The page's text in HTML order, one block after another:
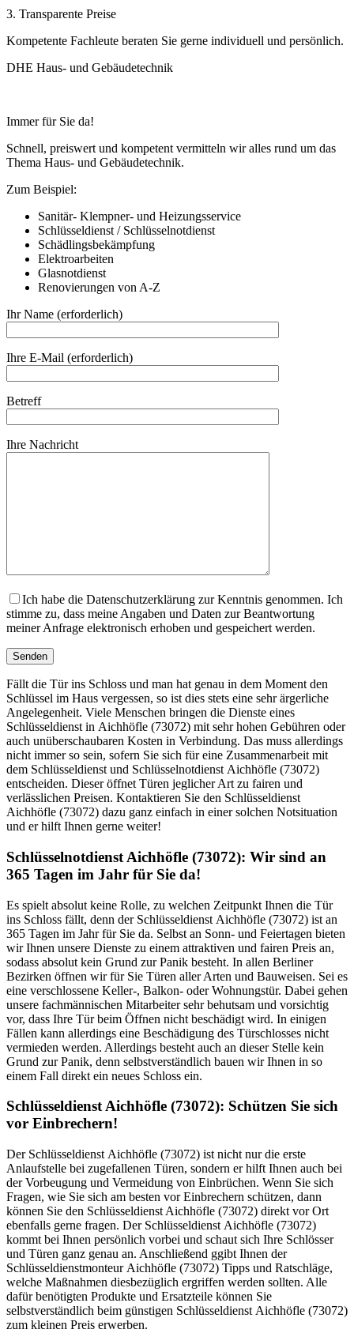
3. Transparente Preise
Kompetente Fachleute beraten Sie gerne individuell und persönlich.
DHE Haus- und Gebäudetechnik
Immer für Sie da!
Schnell, preiswert und kompetent vermitteln wir alles rund um das
Thema Haus- und Gebäudetechnik.
Zum Beispiel:
Sanitär- Klempner- und Heizungsservice
Schlüsseldienst / Schlüsselnotdienst
Schädlingsbekämpfung
Elektroarbeiten
Glasnotdienst
Renovierungen von A-Z
Ihr Name (erforderlich)
Ihre E-Mail (erforderlich)
Betreff
Ihre Nachricht
Ich habe die Datenschutzerklärung zur Kenntnis genommen. Ich
stimme zu, dass meine Angaben und Daten zur Beantwortung
meiner Anfrage elektronisch erhoben und gespeichert werden.
Fällt die Tür ins Schloss und man hat genau in dem Moment den
Schlüssel im Haus vergessen, so ist dies stets eine sehr ärgerliche
Angelegenheit. Viele Menschen bringen die Dienste eines
Schlüsseldienst in Aichhöfle (73072) mit sehr hohen Gebühren oder
auch unüberschaubaren Kosten in Verbindung. Das muss allerdings
nicht immer so sein, sofern Sie sich für eine Zusammenarbeit mit
dem Schlüsseldienst und Schlüsselnotdienst Aichhöfle (73072)
entscheiden. Dieser öffnet Türen jeglicher Art zu fairen und
verlässlichen Preisen. Kontaktieren Sie den Schlüsseldienst
Aichhöfle (73072) dazu ganz einfach in einer solchen Notsituation
und er hilft Ihnen gerne weiter!
Schlüsselnotdienst Aichhöfle (73072): Wir sind an
365 Tagen im Jahr für Sie da!
Es spielt absolut keine Rolle, zu welchen Zeitpunkt Ihnen die Tür
ins Schloss fällt, denn der Schlüsseldienst Aichhöfle (73072) ist an
365 Tagen im Jahr für Sie da. Selbst an Sonn- und Feiertagen bieten
wir Ihnen unsere Dienste zu einem attraktiven und fairen Preis an,
sodass absolut kein Grund zur Panik besteht. In allen Berliner
Bezirken öffnen wir für Sie Türen aller Arten und Bauweisen. Sei es
eine verschlossene Keller-, Balkon- oder Wohnungstür. Dabei gehen
unsere fachmännischen Mitarbeiter sehr behutsam und vorsichtig
vor, dass Ihre Tür beim Öffnen nicht beschädigt wird. In einigen
Fällen kann allerdings eine Beschädigung des Türschlosses nicht
vermieden werden. Allerdings besteht auch an dieser Stelle kein
Grund zur Panik, denn selbstverständlich bauen wir Ihnen in so
einem Fall direkt ein neues Schloss ein.
Schlüsseldienst Aichhöfle (73072): Schützen Sie sich
vor Einbrechern!
Der Schlüsseldienst Aichhöfle (73072) ist nicht nur die erste
Anlaufstelle bei zugefallenen Türen, sondern er hilft Ihnen auch bei
der Vorbeugung und Vermeidung von Einbrüchen. Wenn Sie sich
Fragen, wie Sie sich am besten vor Einbrechern schützen, dann
können Sie den Schlüsseldienst Aichhöfle (73072) direkt vor Ort
ebenfalls gerne fragen. Der Schlüsseldienst Aichhöfle (73072)
kommt bei Ihnen persönlich vorbei und schaut sich Ihre Schlösser
und Türen ganz genau an. Anschließend ggibt Ihnen der
Schlüsseldienstmonteur Aichhöfle (73072) Tipps und Ratschläge,
welche Maßnahmen diesbezüglich ergriffen werden sollten. Alle
dafür benötigten Produkte und Ersatzteile können Sie
selbstverständlich beim günstigen Schlüsseldienst Aichhöfle (73072)
zum kleinen Preis erwerben.